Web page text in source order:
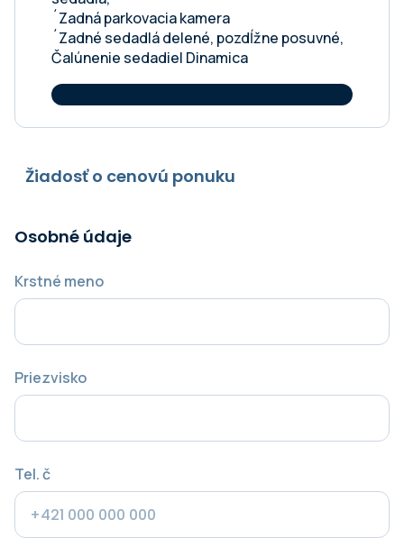
´Zadná parkovacia kamera
´Zadné sedadlá delené, pozdĺžne posuvné,
Čalúnenie sedadiel Dinamica
Žiadosť o cenovú ponuku
Osobné údaje
Krstné meno
Priezvisko
Tel. č